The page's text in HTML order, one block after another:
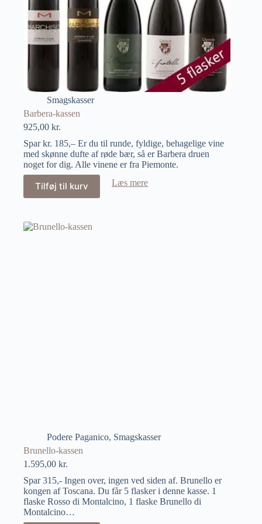
Smagskasser
Barbera-kassen
925,00 kr.
Spar kr. 185,– Er du til runde, fyldige, behagelige vine
med skønne dufte af røde bær, så er Barbera druen
noget for dig. Alle vinene er fra Piemonte.
Tilføj til kurv Læs mere
Podere Paganico, Smagskasser
Brunello-kassen
1.595,00 kr.
Spar 315,- Ingen over, ingen ved siden af. Brunello er
kongen af Toscana. Du får 5 flasker i denne kasse. 1
flaske Rosso di Montalcino, 1 flaske Brunello di
Montalcino…